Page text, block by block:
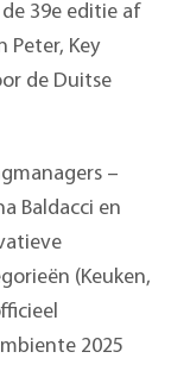
39e editie af
Peter, Key
de Duitse
–
Baldacci en
(Keuken,
2025